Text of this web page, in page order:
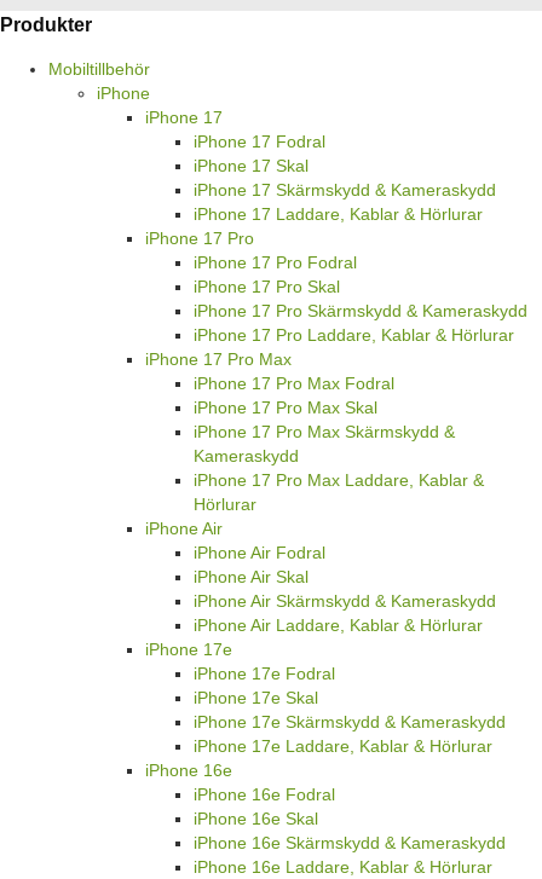
Produkter
Mobiltillbehör
iPhone
iPhone 17
iPhone 17 Fodral
iPhone 17 Skal
iPhone 17 Skärmskydd & Kameraskydd
iPhone 17 Laddare, Kablar & Hörlurar
iPhone 17 Pro
iPhone 17 Pro Fodral
iPhone 17 Pro Skal
iPhone 17 Pro Skärmskydd & Kameraskydd
iPhone 17 Pro Laddare, Kablar & Hörlurar
iPhone 17 Pro Max
iPhone 17 Pro Max Fodral
iPhone 17 Pro Max Skal
iPhone 17 Pro Max Skärmskydd &
Kameraskydd
iPhone 17 Pro Max Laddare, Kablar &
Hörlurar
iPhone Air
iPhone Air Fodral
iPhone Air Skal
iPhone Air Skärmskydd & Kameraskydd
iPhone Air Laddare, Kablar & Hörlurar
iPhone 17e
iPhone 17e Fodral
iPhone 17e Skal
iPhone 17e Skärmskydd & Kameraskydd
iPhone 17e Laddare, Kablar & Hörlurar
iPhone 16e
iPhone 16e Fodral
iPhone 16e Skal
iPhone 16e Skärmskydd & Kameraskydd
iPhone 16e Laddare, Kablar & Hörlurar